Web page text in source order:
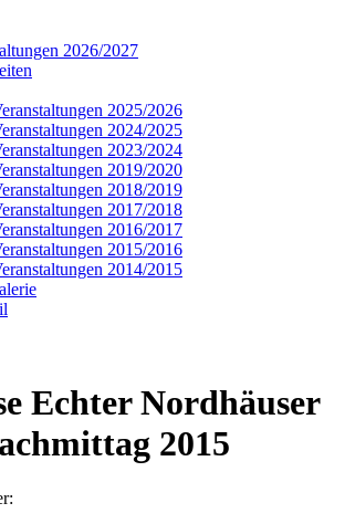
2026/2027
2025/2026
2024/2025
2023/2024
2019/2020
2018/2019
2017/2018
2016/2017
2015/2016
2014/2015
Echter Nordhäuser
2015